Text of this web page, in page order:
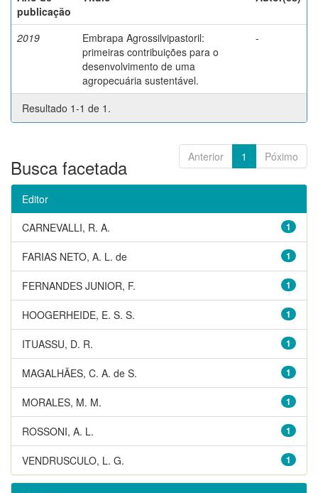
publicação
2019
Embrapa Agrossilvipastoril:
primeiras contribuições para o
desenvolvimento de uma
agropecuária sustentável.
-
Resultado 1-1 de 1.
Anterior 1 Póximo
Busca facetada
Editor
1
CARNEVALLI, R. A.
1
FARIAS NETO, A. L. de
1
FERNANDES JUNIOR, F.
1
HOOGERHEIDE, E. S. S.
1
ITUASSU, D. R.
1
MAGALHÃES, C. A. de S.
1
MORALES, M. M.
1
ROSSONI, A. L.
1
VENDRUSCULO, L. G.